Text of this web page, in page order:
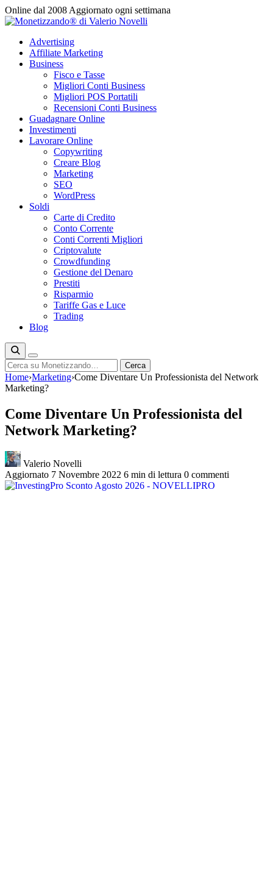
Vai
al
Online dal 2008 Aggiornato ogni settimana
Advertising
Affiliate Marketing
Business
Fisco e Tasse
Migliori Conti Business
Migliori POS Portatili
Recensioni Conti Business
Guadagnare Online
Investimenti
Lavorare Online
Copywriting
Creare Blog
Marketing
SEO
WordPress
Soldi
Carte di Credito
Conto Corrente
Conti Correnti Migliori
Criptovalute
Crowdfunding
Gestione del Denaro
Prestiti
Risparmio
Tariffe Gas e Luce
Trading
Blog
Cerca Cerca
Home›Marketing›Come Diventare Un Professionista del Network
Marketing?
Come Diventare Un Professionista del
Network Marketing?
Valerio Novelli
Aggiornato 7 Novembre 2022 6 min di lettura 0 commenti